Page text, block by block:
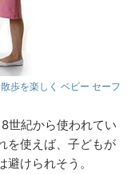
歩を楽しく ベビー セーフ
世紀から使われてい
を使えば、子どもが
けられそう。